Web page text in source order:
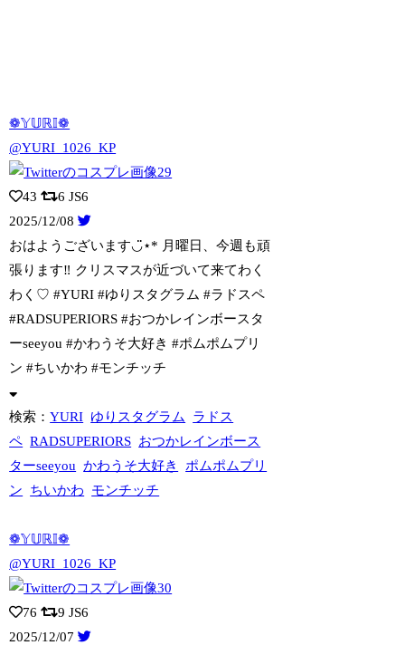
❁𝕐𝕌ℝ𝕀❁
@YURI_1026_KP
43 6 JS6
2025/12/08
おはようございます◡̈⋆* 月曜日、今週も頑
張ります‼︎ クリスマスが近づいて来てわく
わく♡ #YURI #ゆりスタグラム #ラドスペ
#RADSUPERIORS #おつかレインボースタ
ーseeyou #かわうそ大好き #ポムポムプリ
ン #ちいかわ #モンチッチ
検索：YURI ゆりスタグラム
ラドス
ペ RADSUPERIORS おつかレインボース
ターseeyou かわうそ大好き
ポムポムプリ
ン
ちいかわ モンチッチ
❁𝕐𝕌ℝ𝕀❁
@YURI_1026_KP
76 9 JS6
2025/12/07